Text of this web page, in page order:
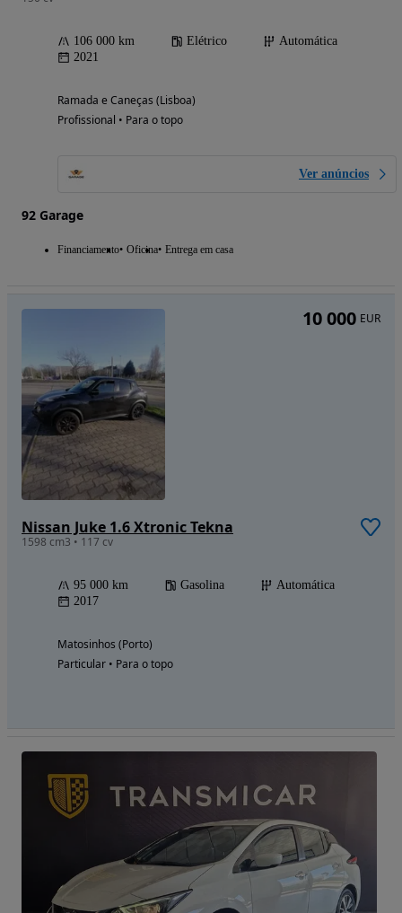
106 000 km Elétrico
Automática
2021
Ramada e Caneças (Lisboa)
Profissional • Para o topo
Ver anúncios
92 Garage
Financiamento Oficina Entrega em casa
Nissan Juke 1.6 Xtronic Tekna
1598 cm3 • 117 cv
95 000 km Gasolina
Automática
2017
Matosinhos (Porto)
Particular • Para o topo
10 000 EUR